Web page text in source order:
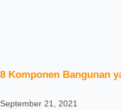
8 Komponen Bangunan
September 21, 2021